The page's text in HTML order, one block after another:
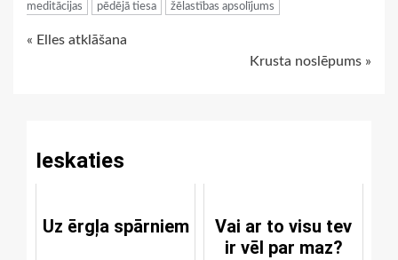
meditācijas
pēdējā tiesa žēlastības apsolījums
Continue
« Elles atklāšana
Krusta noslēpums »
Ieskaties
Uz ērgļa spārniem
Vai ar to visu tev
ir vēl par maz?